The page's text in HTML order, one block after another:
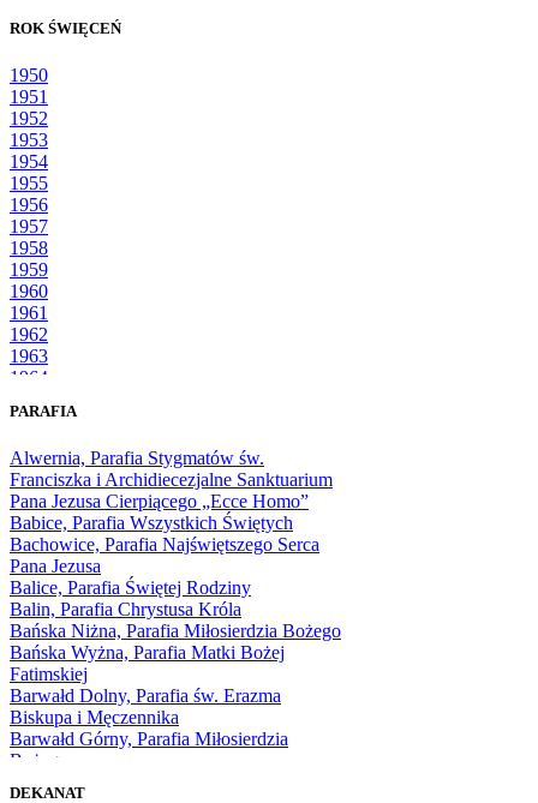
ROK ŚWIĘCEŃ
1950
1951
1952
1953
1954
1955
1956
1957
1958
1959
1960
1961
1962
1963
1964
1966
1968
1969
1970
1971
1972
1973
1974
1975
1976
1977
1978
1979
1980
1981
1983
PARAFIA
Alwernia, Parafia Stygmatów św.
Franciszka i Archidiecezjalne Sanktuarium
Pana Jezusa Cierpiącego „Ecce Homo”
Babice, Parafia Wszystkich Świętych
Bachowice, Parafia Najświętszego Serca
Pana Jezusa
Balice, Parafia Świętej Rodziny
Balin, Parafia Chrystusa Króla
Bańska Niżna, Parafia Miłosierdzia Bożego
Bańska Wyżna, Parafia Matki Bożej
Fatimskiej
Barwałd Dolny, Parafia św. Erazma
Biskupa i Męczennika
Barwałd Górny, Parafia Miłosierdzia
Bożego
DEKANAT